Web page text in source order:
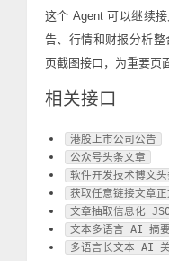
这个 Agent 可以继续
告、行情和财报分析
页截图接口，为重要页
相关接口
港股上市公司公告
公众号头条文章
软件开发技术博文头
获取任意链接文章正
文章抽取信息化
文本多语言 AI 摘要
多语言长文本 AI